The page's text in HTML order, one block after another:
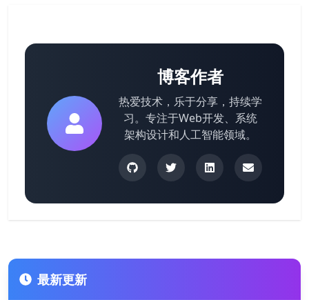
博客作者
热爱技术，乐于分享，持续学
习。专注于Web开发、系统
架构设计和人工智能领域。
最新更新